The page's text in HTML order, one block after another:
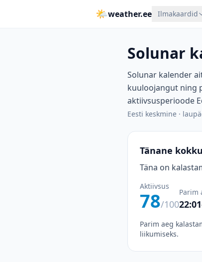
🌤weather.ee Ilmakaardid
Solunar
Solunar kalender
kuuloojangut ning
aktiivsusperioode
Eesti keskmine ·
Tänane
Täna on
Aktiivsus
78/100
Parim
Parim aeg
liikumiseks.